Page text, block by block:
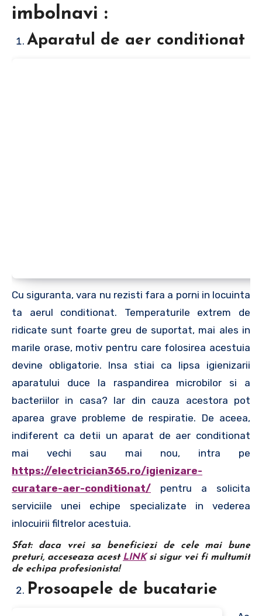
imbolnavi :
Aparatul de aer conditionat
Cu siguranta, vara nu rezisti fara a porni in locuinta
ta aerul conditionat. Temperaturile extrem de
ridicate sunt foarte greu de suportat, mai ales in
marile orase, motiv pentru care folosirea acestuia
devine obligatorie. Insa stiai ca lipsa igienizarii
aparatului duce la raspandirea microbilor si a
bacteriilor in casa? Iar din cauza acestora pot
aparea grave probleme de respiratie. De aceea,
indiferent ca detii un aparat de aer conditionat
mai vechi sau mai nou, intra pe
https://electrician365.ro/igienizare-
curatare-aer-conditionat/ pentru a solicita
serviciile unei echipe specializate in vederea
inlocuirii filtrelor acestuia.
Sfat: daca vrei sa beneficiezi de cele mai bune
preturi, acceseaza acest LINKsi sigur vei fi multumit
de echipa profesionista!
Prosoapele de bucatarie